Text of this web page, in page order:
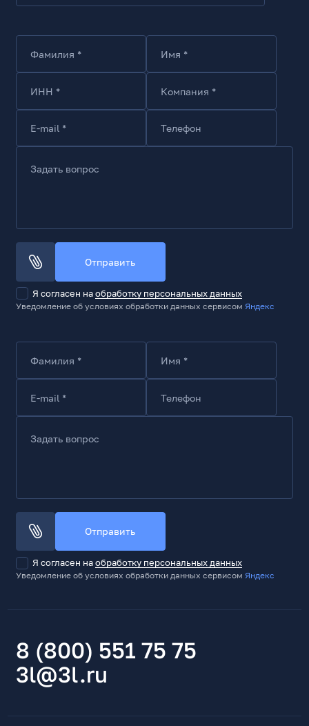
Фамилия * Имя *
ИНН * Компания *
E-mail * Телефон
Задать вопрос
Отправить
Я согласен наобработку персональных данных
Уведомление об условиях обработки данных сервисом Яндекс
Фамилия * Имя *
E-mail * Телефон
Задать вопрос
Отправить
Я согласен наобработку персональных данных
Уведомление об условиях обработки данных сервисомЯндекс
8 (800) 551 75 75
3l@3l.ru